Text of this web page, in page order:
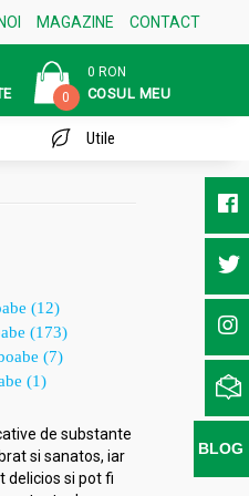
MAGAZINE CONTACT
0
0 RON
COSUL MEU
Utile
(12)
(173)
(7)
(1)
de substante
si sanatos, iar
delicios si pot fi
BLOG